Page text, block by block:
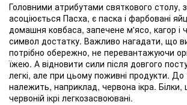
Головними атрибутами святкового столу,
асоціюється Пасха, є паска і фарбовані
домашня ковбаса, запечене м'ясо, кагор і
символ достатку. Важливо нагадати, що
потрібно обережно, не перевантажуючи
їжею. А відновити сили після довгого
легкі, але при цьому поживні продукти. До
належить, наприклад, червона ікра. Білки,
червоній ікрі легкозасвоювані.